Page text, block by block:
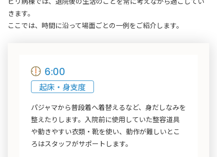
きます。
ここでは、時間に沿って場面ごとの一例をご紹介します。
6:00
起床・身支度
パジャマから普段着へ着替えるなど、身だしなみを
整えたりします。入院前に使用していた整容道具
や動きやすい衣類・靴を使い、動作が難しいとこ
ろはスタッフがサポートします。